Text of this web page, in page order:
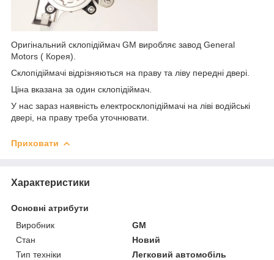
Оригінальний склопідіймач GM виробляє завод General
Motors ( Корея).
Склопідіймачі відрізняються на праву та ліву передні двері.
Ціна вказана за один склопідіймач.
У нас зараз наявність електросклопідіймачі на ліві водійські
двері, на праву треба уточнювати.
Приховати
Характеристики
Основні атрибути
Виробник
GM
Стан
Новий
Тип техніки
Легковий автомобіль